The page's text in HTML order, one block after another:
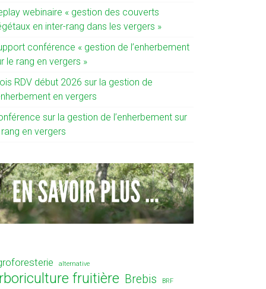
webinaire « gestion des couverts
en inter-rang dans les vergers »
conférence « gestion de l’enherbement
le rang en vergers »
RDV début 2026 sur la gestion de
en vergers
sur la gestion de l’enherbement sur
rang en vergers
alternative
fruitière Brebis BRF